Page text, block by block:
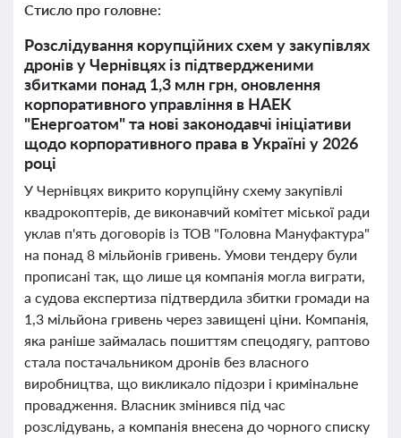
Стисло про головне:
Розслідування корупційних схем у закупівлях
дронів у Чернівцях із підтвердженими
збитками понад 1,3 млн грн, оновлення
корпоративного управління в НАЕК
"Енергоатом" та нові законодавчі ініціативи
щодо корпоративного права в Україні у 2026
році
У Чернівцях викрито корупційну схему закупівлі
квадрокоптерів, де виконавчий комітет міської ради
уклав п'ять договорів із ТОВ "Головна Мануфактура"
на понад 8 мільйонів гривень. Умови тендеру були
прописані так, що лише ця компанія могла виграти,
а судова експертиза підтвердила збитки громади на
1,3 мільйона гривень через завищені ціни. Компанія,
яка раніше займалась пошиттям спецодягу, раптово
стала постачальником дронів без власного
виробництва, що викликало підозри і кримінальне
провадження. Власник змінився під час
розслідувань, а компанія внесена до чорного списку